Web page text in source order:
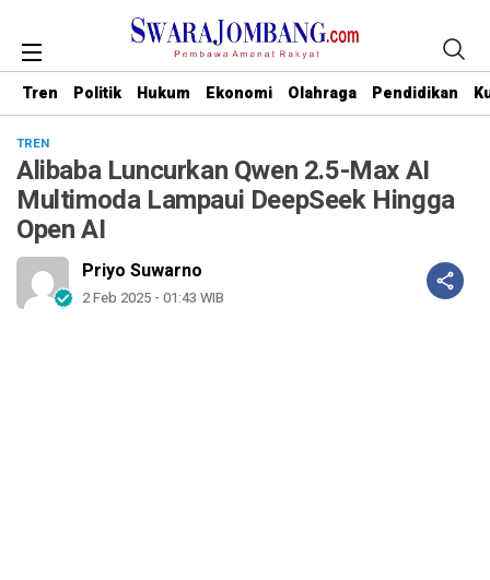
Tren Politik Hukum Ekonomi Olahraga Pendidikan
TREN
Alibaba Luncurkan Qwen 2.5-Max AI
Multimoda Lampaui DeepSeek Hingga
Open AI
Priyo Suwarno
2 Feb 2025 - 01:43 WIB